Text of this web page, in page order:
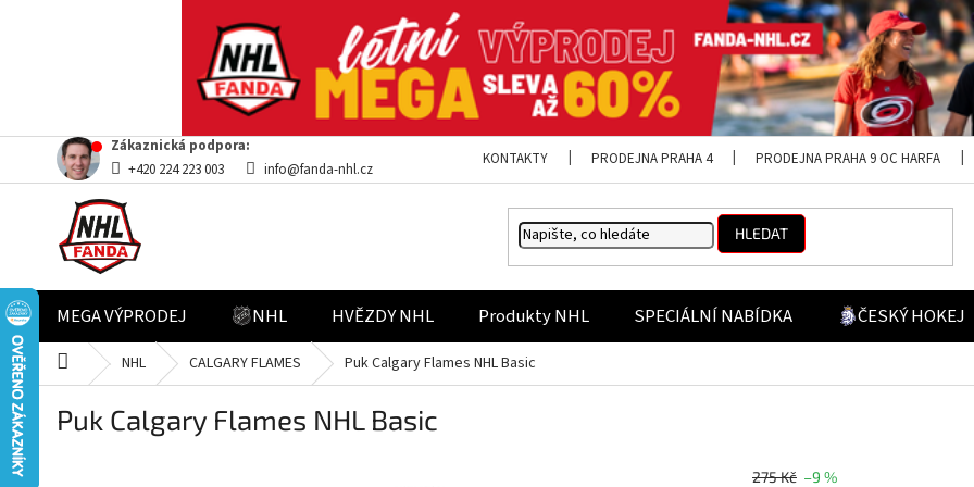
Přejít
obsah
Zákaznická podpora:
+420 224 223 003
info@fanda-nhl.cz
KONTAKTY PRODEJNA PRAHA 4 PRODEJNA PRAHA 9 OC HARFA
HLEDAT
MEGA VÝPRODEJ NHL HVĚZDY NHL Produkty NHL SPECIÁLNÍ NABÍDKA ČESKÝ HOKEJ
Domů NHL CALGARY FLAMES Puk Calgary Flames NHL Basic
Puk Calgary Flames NHL Basic
275 Kč –9 %